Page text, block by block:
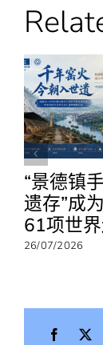
兰
旅
行
商
代
表
出
席
2025
国
际
武
当
太
极
并
“景德镇
遗存”成
61项世
26/07/2026